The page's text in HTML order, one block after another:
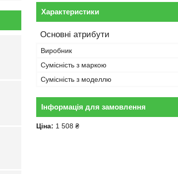
Характеристики
Основні атрибути
Виробник
Сумісність з маркою
Сумісність з моделлю
Інформація для замовлення
Ціна: 1 508 ₴